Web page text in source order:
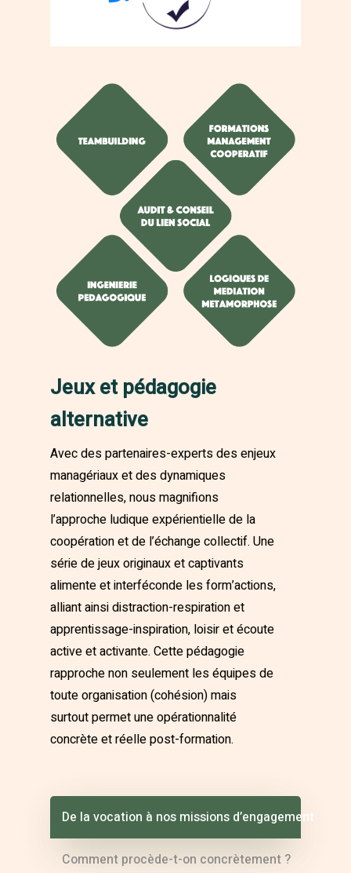
Jeux et pédagogie
alternative
Avec des partenaires-experts des enjeux
managériaux et des dynamiques
relationnelles, nous magnifions
l’approche ludique expérientielle de la
coopération et de l’échange collectif. Une
série de jeux originaux et captivants
alimente et interféconde les form’actions,
alliant ainsi distraction-respiration et
apprentissage-inspiration, loisir et écoute
active et activante. Cette pédagogie
rapproche non seulement les équipes de
toute organisation (cohésion) mais
surtout permet une opérationnalité
concrète et réelle post-formation.
De la vocation à nos missions d’engagement
Comment procède-t-on concrètement ?